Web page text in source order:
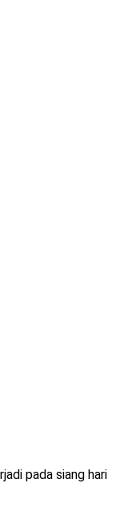
pada siang hari